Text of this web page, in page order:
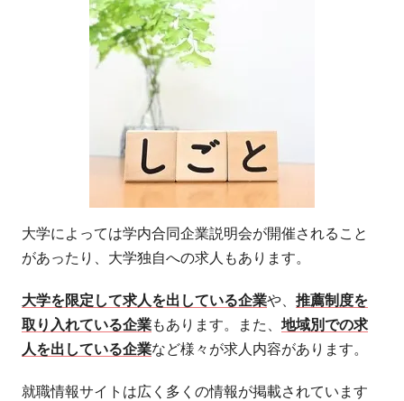
大学によっては学内合同企業説明会が開催されること
があったり、大学独自への求人もあります。
大学を限定して求人を出している企業や、推薦制度を
取り入れている企業もあります。また、地域別での求
人を出している企業など様々が求人内容があります。
就職情報サイトは広く多くの情報が掲載されています